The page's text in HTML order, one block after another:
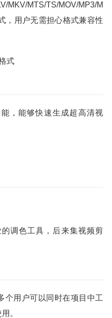
MKV/MTS/TS/MOV/MP3/M
，用户无需担心格式兼容性
式
，能够快速生成超高清视
调色工具，后来集视频剪
个用户可以同时在项目中工
。